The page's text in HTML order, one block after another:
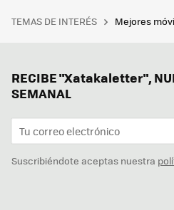
TEMAS DE INTERÉS Mejores
RECIBE "Xatakaletter",
SEMANAL
Suscribiéndote aceptas nuestra